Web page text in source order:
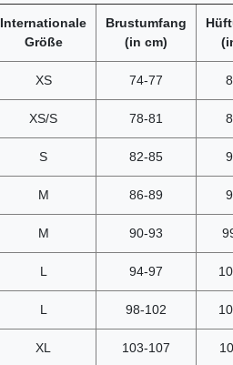
Internationale
Größe
Brustumfang
(in cm)
XS 74-77
XS/S 78-81
S 82-85
M 86-89
M 90-93
L 94-97
L 98-102
XL 103-107